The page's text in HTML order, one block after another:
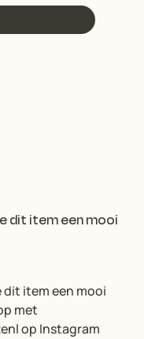
dit item een mooi
dit item een mooi
met
op Instagram